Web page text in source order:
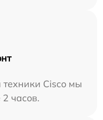
Cisco мы
часов.